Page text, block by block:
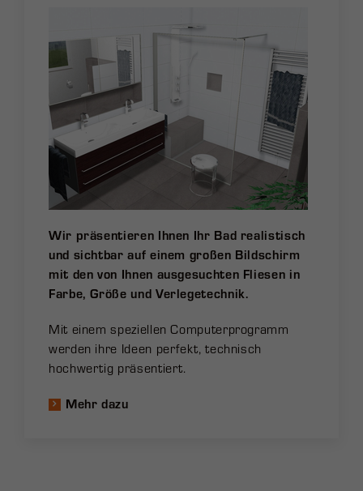
Wir präsentieren Ihnen Ihr Bad realistisch
und sichtbar auf einem großen Bildschirm
mit den von Ihnen ausgesuchten Fliesen in
Farbe, Größe und Verlegetechnik.
Mit einem speziellen Computerprogramm
werden ihre Ideen perfekt, technisch
hochwertig präsentiert.
Mehr dazu